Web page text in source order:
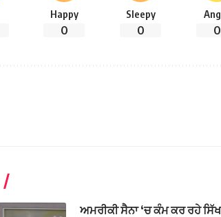
Happy
0
Sleepy
0 0
ਅਮਰੀਕੀ ਸੈਨਾ ‘ਚ ਕੰਮ ਕਰ ਰਹੇ